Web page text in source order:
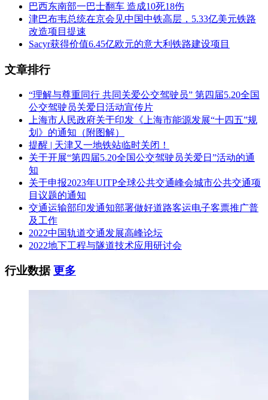
巴西东南部一巴士翻车 造成10死18伤
津巴布韦总统在京会见中国中铁高层，5.33亿美元铁路
改造项目提速
Sacyr获得价值6.45亿欧元的意大利铁路建设项目
文章排行
“理解与尊重同行 共同关爱公交驾驶员” 第四届5.20全国
公交驾驶员关爱日活动宣传片
上海市人民政府关于印发《上海市能源发展“十四五”规
划》的通知（附图解）
提醒 | 天津又一地铁站临时关闭！
关于开展“第四届5.20全国公交驾驶员关爱日”活动的通
知
关于申报2023年UITP全球公共交通峰会城市公共交通项
目议题的通知
交通运输部印发通知部署做好道路客运电子客票推广普
及工作
2022中国轨道交通发展高峰论坛
2022地下工程与隧道技术应用研讨会
行业数据更多